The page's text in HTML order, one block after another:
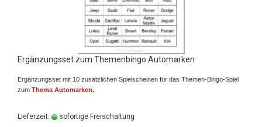
Ergänzungsset zum Themenbingo Automarken
Ergänzungsset mit 10 zusätzlichen Spielscheinen für das Themen-Bingo-Spiel
zum Thema Automarken.
Lieferzeit: sofortige Freischaltung